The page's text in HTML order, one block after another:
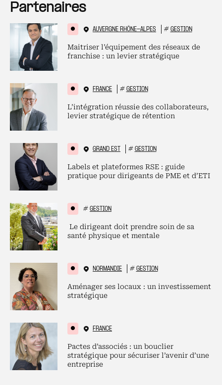
Partenaires
AUVERGNE RHÔNE-ALPES # GESTION
Maitriser l’équipement des réseaux de
franchise : un levier stratégique
FRANCE # GESTION
L’intégration réussie des collaborateurs,
levier stratégique de rétention
GRAND EST # GESTION
Labels et plateformes RSE : guide
pratique pour dirigeants de PME et d’ETI
# GESTION
Le dirigeant doit prendre soin de sa
santé physique et mentale
NORMANDIE # GESTION
Aménager ses locaux : un investissement
stratégique
FRANCE
Pactes d’associés : un bouclier
stratégique pour sécuriser l’avenir d’une
entreprise